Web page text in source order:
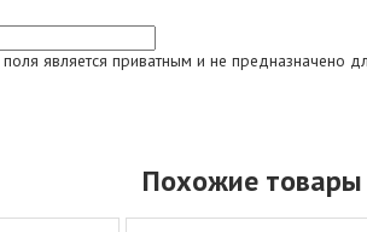
является приватным и не предназначено
Похожие товары